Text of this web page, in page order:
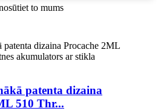
to mums
patenta dizaina
510 Thr...